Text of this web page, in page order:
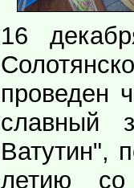
16
проведен
Ватутин",
летию